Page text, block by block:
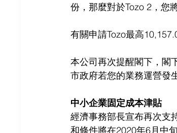
份，那麼對於Tozo 2，您
有關申請Tozo最高
本公司再次提醒閣下，閣
市政府若您的業務運營發
中小企業固定成本津貼
經濟事務部長宣布再次支
和條件將在2020年6月中旬